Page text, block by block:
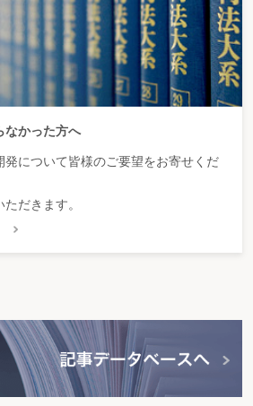
なかった方へ
発について皆様のご要望をお寄せくだ
だきます。